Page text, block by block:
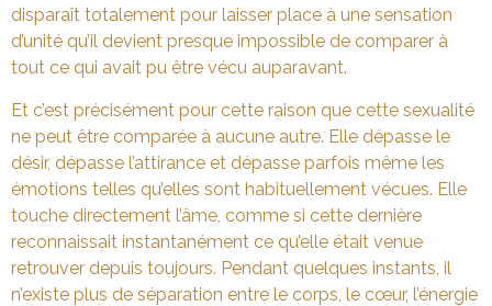
disparaît totalement pour laisser place à une sensation
d’unité qu’il devient presque impossible de comparer à
tout ce qui avait pu être vécu auparavant.
Et c’est précisément pour cette raison que cette sexualité
ne peut être comparée à aucune autre. Elle dépasse le
désir, dépasse l’attirance et dépasse parfois même les
émotions telles qu’elles sont habituellement vécues. Elle
touche directement l’âme, comme si cette dernière
reconnaissait instantanément ce qu’elle était venue
retrouver depuis toujours. Pendant quelques instants, il
n’existe plus de séparation entre le corps, le cœur, l’énergie